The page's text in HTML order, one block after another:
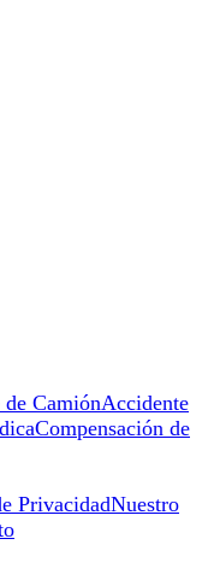
CamiónAccidente
Compensación de
PrivacidadNuestro